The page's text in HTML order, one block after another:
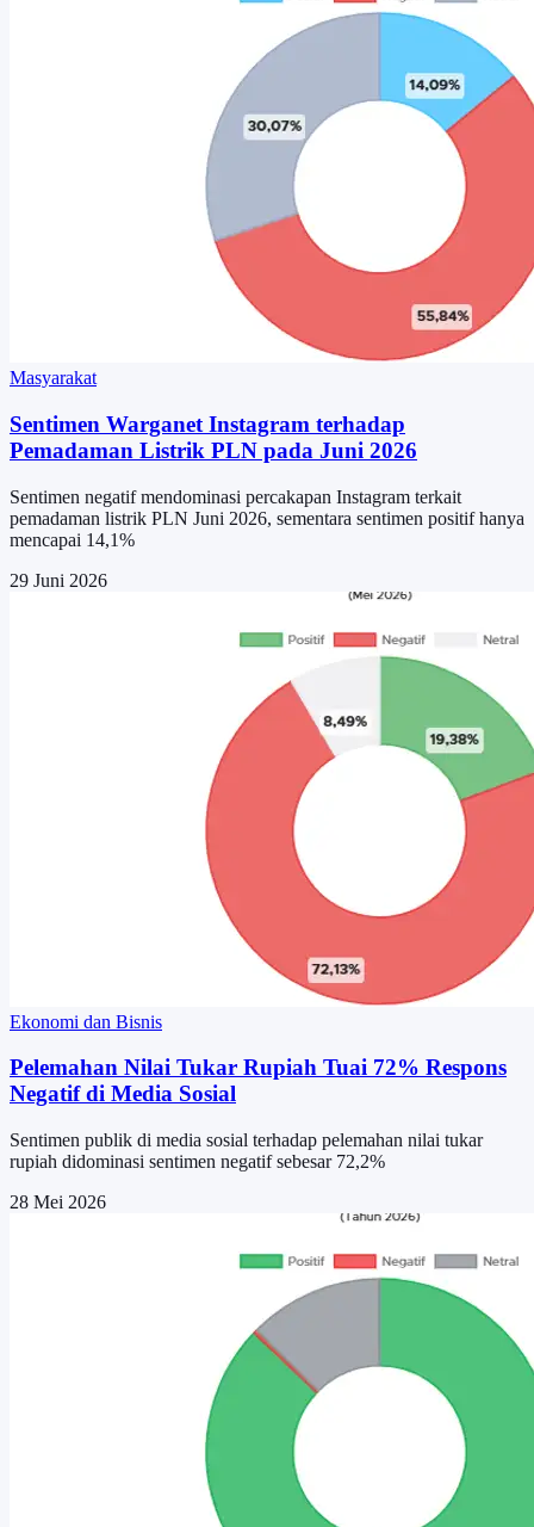
Masyarakat
Sentimen Warganet Instagram terhadap
Pemadaman Listrik PLN pada Juni 2026
Sentimen negatif mendominasi percakapan Instagram terkait
pemadaman listrik PLN Juni 2026, sementara sentimen positif hanya
mencapai 14,1%
29 Juni 2026
Ekonomi dan Bisnis
Pelemahan Nilai Tukar Rupiah Tuai 72% Respons
Negatif di Media Sosial
Sentimen publik di media sosial terhadap pelemahan nilai tukar
rupiah didominasi sentimen negatif sebesar 72,2%
28 Mei 2026